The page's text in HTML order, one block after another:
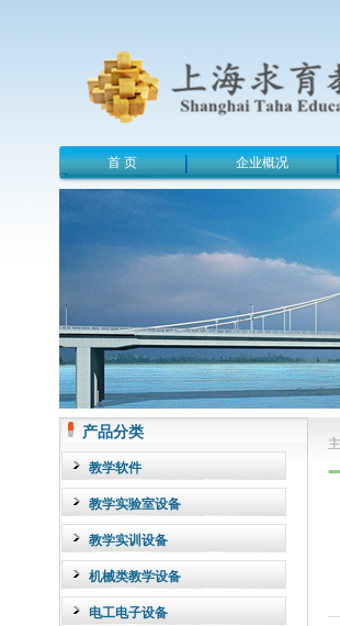
首 页 企业概况
产品分类
教学软件
教学实验室设备
教学实训设备
机械类教学设备
电工电子设备